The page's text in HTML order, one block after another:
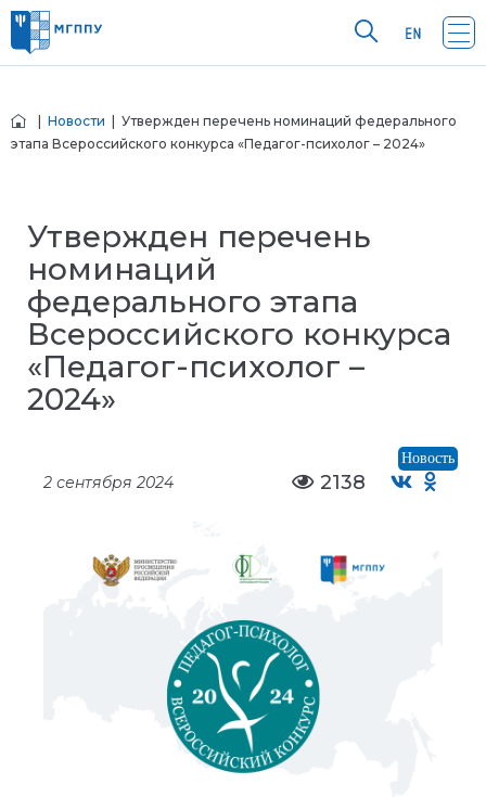
Новости | Утвержден перечень номинаций федерального
этапа Всероссийского конкурса «Педагог-психолог – 2024»
Утвержден перечень
номинаций
федерального этапа
Всероссийского конкурса
«Педагог-психолог –
2024»
Новость
2 сентября 2024 2138